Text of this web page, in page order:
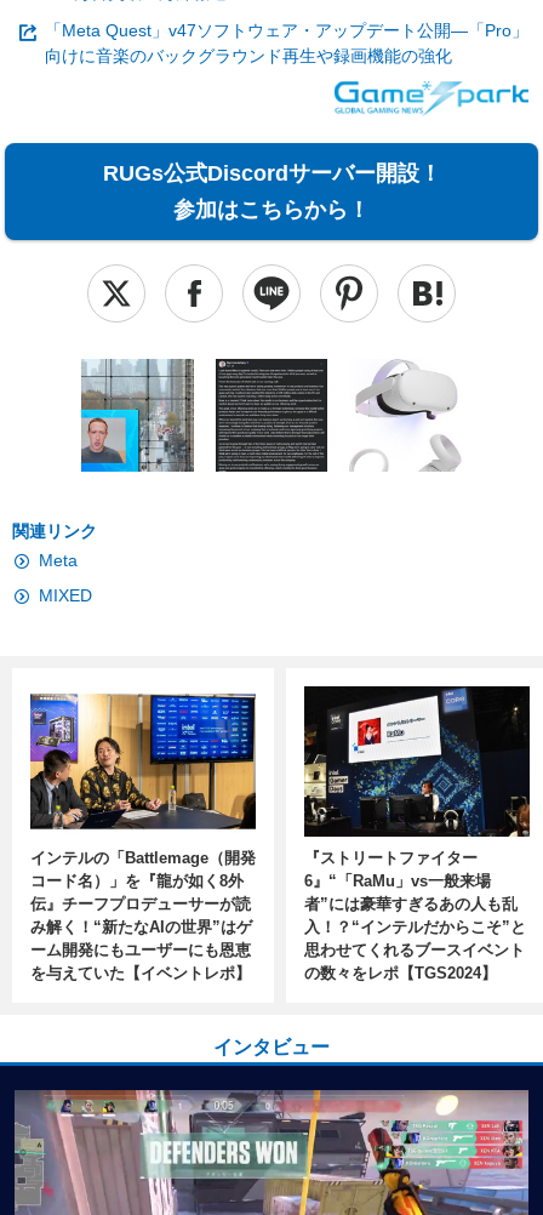
「Meta Quest」v47ソフトウェア・アップデート公開―「Pro」
向けに音楽のバックグラウンド再生や録画機能の強化
RUGs公式Discordサーバー開設！
参加はこちらから！
関連リンク
Meta
MIXED
インテルの「Battlemage（開発
コード名）」を『龍が如く8外
伝』チーフプロデューサーが読
み解く！“新たなAIの世界”はゲ
ーム開発にもユーザーにも恩恵
を与えていた【イベントレポ】
『ストリートファイター
6』“「RaMu」vs一般来場
者”には豪華すぎるあの人も乱
入！？“インテルだからこそ”と
思わせてくれるブースイベント
の数々をレポ【TGS2024】
インタビュー